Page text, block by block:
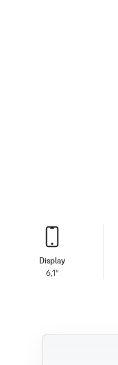
Display
6,1"